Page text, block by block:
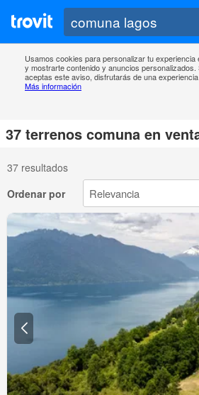
Usamos cookies para personalizar tu experiencia
y mostrarte contenido y anuncios
aceptas este aviso, disfrutarás de una
Más información
37 terrenos comuna en
37 resultados
Ordenar por